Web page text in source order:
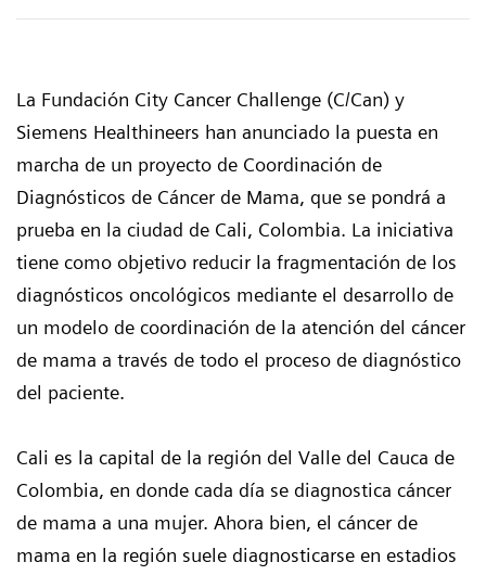
La Fundación City Cancer Challenge (C/Can) y
Siemens Healthineers han anunciado la puesta en
marcha de un proyecto de Coordinación de
Diagnósticos de Cáncer de Mama, que se pondrá a
prueba en la ciudad de Cali, Colombia. La iniciativa
tiene como objetivo reducir la fragmentación de los
diagnósticos oncológicos mediante el desarrollo de
un modelo de coordinación de la atención del cáncer
de mama a través de todo el proceso de diagnóstico
del paciente.
Cali es la capital de la región del Valle del Cauca de
Colombia, en donde cada día se diagnostica cáncer
de mama a una mujer. Ahora bien, el cáncer de
mama en la región suele diagnosticarse en estadios